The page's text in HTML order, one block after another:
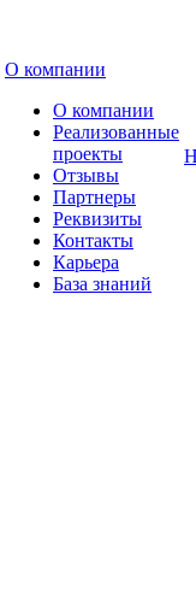
О компании
О компании
Реализованные
проекты
Отзывы
Партнеры
Реквизиты
Контакты
Карьера
База знаний